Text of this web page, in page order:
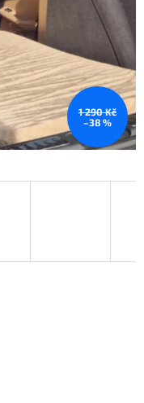
1 290 Kč
–38 %